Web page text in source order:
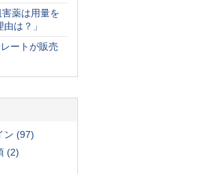
薬は用量を
は？」
ートが販売
ン (97)
(2)